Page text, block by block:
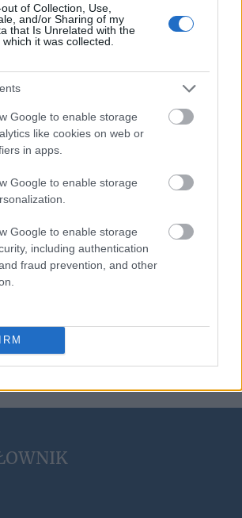
of Collection, Use,
and/or Sharing of my
that Is Unrelated with the
it was collected.
Google to enable storage
like cookies on web or
in apps.
Google to enable storage
Google to enable storage
including authentication
fraud prevention, and other
porządek dziobania
cyrylica
sitar
absurd
oboje